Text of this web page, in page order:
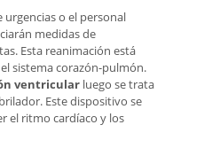
urgencias o el personal
medidas de
Esta reanimación está
sistema corazón-pulmón.
ventricular luego se trata
Este dispositivo se
el ritmo cardíaco y los